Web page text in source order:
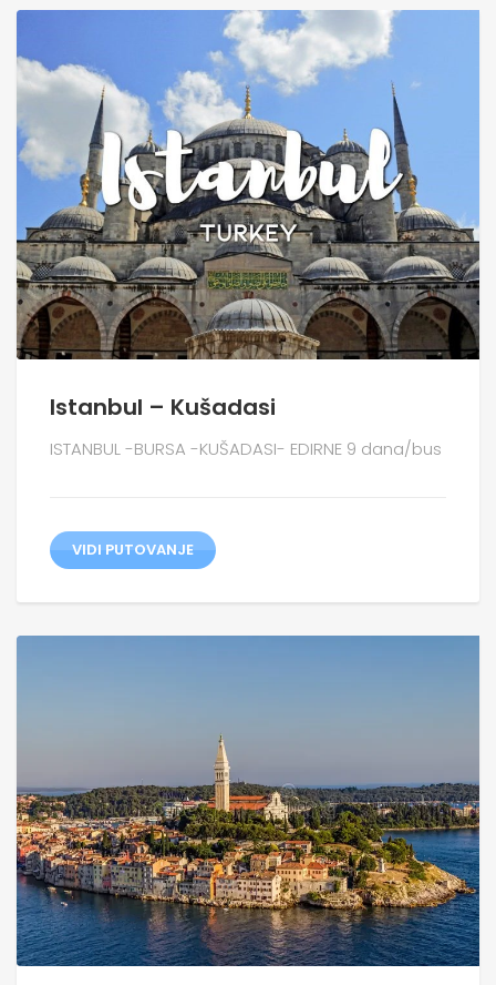
Istanbul – Kušadasi
ISTANBUL -BURSA -KUŠADASI- EDIRNE 9 dana/bus
VIDI PUTOVANJE